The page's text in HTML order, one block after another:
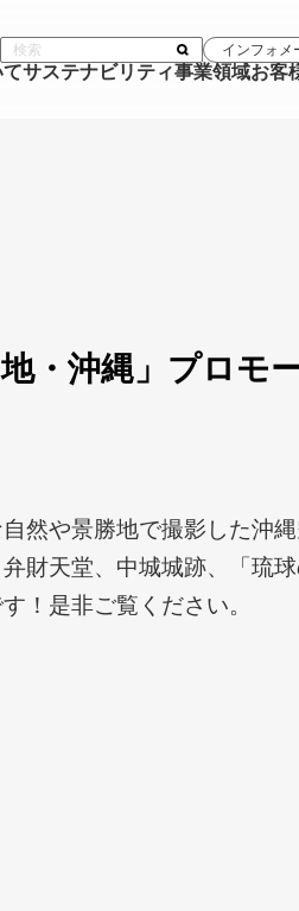
インフォメ
サステナビリティ事業領域お客
地・沖縄」プロモ
然や景勝地で撮影した沖
財天堂、中城城跡、「琉
！是非ご覧ください。